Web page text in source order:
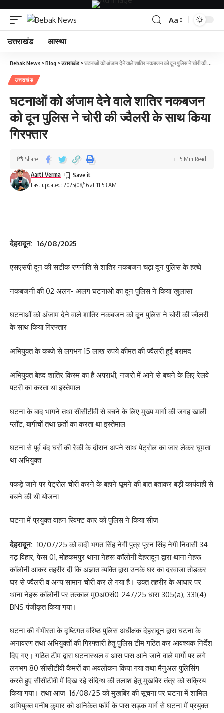
Aa
उत्तराखंड आस्था
Bebak News >Blog >उत्तराखंड>घटनाओं को अंजाम देने वाले शातिर नकबजन को दून पुलिस ने चोरी की ज्वैलरी के साथ किया गिरफ्तार
उत्तराखंड
घटनाओं को अंजाम देने वाले शातिर नकबजन
को दून पुलिस ने चोरी की ज्वैलरी के साथ किया
गिरफ्तार
Last updated: 2025/08/16 at 11:53 AM
Aarti Verma
Share 5 Min Read
देहरादून: 16/08/2025
एसएसपी दून की सटीक रणनीति से शातिर नकबजन चढ़ा दून पुलिस के हत्थे
नकबजनी की 02 अलग- अलग घटनाओ का दून पुलिस ने किया खुलासा
घटनाओं को अंजाम देने वाले शातिर नकबजन को दून पुलिस ने चोरी की ज्वैलरी
के साथ किया गिरफ्तार
अभियुक्त के कब्जे से लगभग 15 लाख रुपये कीमत की ज्वैलरी हुई बरामद
अभियुक्त बेहद शातिर किस्म का है अपराधी, नजरो में आने से बचने के लिए रेलवे
पटरी का करता था इस्तेमाल
घटना के बाद भागने तथा सीसीटीवी से बचने के लिए मुख्य मार्गो की जगह खाली
प्लॉट, बागीचों तथा छतों का करता था इस्तेमाल
घटना से पूर्व बंद घरों की रैकी के दौरान अपने साथ पेट्रोल का जार लेकर घूमता
था अभियुक्त
पकड़े जाने पर पेट्रोल चोरी करने के बहाने घूमने की बात बताकर बड़ी कार्यवाही से
बचने की थी योजना
घटना में प्रयुक्त वाहन स्विफ्ट कार को पुलिस ने किया सीज
देहरादून: 10/07/25 को वादी भगत सिंह नेगी पुत्र पूरन सिंह नेगी निवासी 34
गढ़ विहार, फेस 01, मोहकमपुर थाना नेहरू कॉलोनी देहरादून द्वारा थाना नेहरू
कॉलोनी आकर तहरीर दी कि अज्ञात व्यक्ति द्वारा उनके घर का दरवाजा तोड़कर
घर से ज्वैलरी व अन्य सामान चोरी कर ले गया है। उक्त तहरीर के आधार पर
थाना नेहरू कॉलोनी पर तत्काल मु0अ0सं0-247/25 धारा 305(a), 331(4)
BNS पंजीकृत किया गया।
घटना की गंभीरता के दृष्टिगत वरिष्ठ पुलिस अधीक्षक देहरादून द्वारा घटना के
अनावरण तथा अभियुक्तों की गिरफ्तारी हेतु पुलिस टीम गठित कर आवश्यक निर्देश
दिए गए। गठित टीम द्वारा घटनास्थल व आस पास आने जाने वाले मार्गो पर लगे
लगभग 80 सीसीटीवी कैमरों का अवलोकन किया गया तथा मैनुअल पुलिसिंग
करते हुए सीसीटीवी में दिख रहे संदिग्ध की तलाश हेतु मुखबिर तंत्र को सक्रिय
किया गया। तथा आज 16/08/25 को मुखबिर की सूचना पर घटना में शामिल
अभियुक्त मनीष कुमार को अनिकेत फॉर्म के पास सड़क मार्ग से घटना में प्रयुक्त